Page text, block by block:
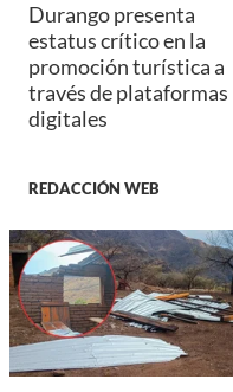
Durango presenta
estatus crítico en la
promoción turística a
través de plataformas
digitales
REDACCIÓN WEB